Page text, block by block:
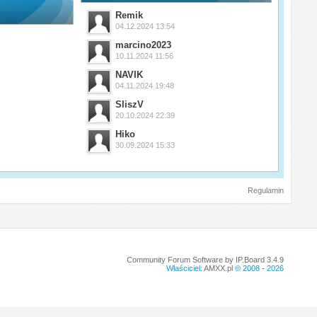
Remik
04.12.2024 13:54
marcino2023
10.11.2024 11:56
NAVIK
04.11.2024 19:48
SliszV
20.10.2024 22:39
Hiko
30.09.2024 15:33
Regulamin
Community Forum Software by IP.Board 3.4.9
Właściciel: AMXX.pl© 2008 - 2026